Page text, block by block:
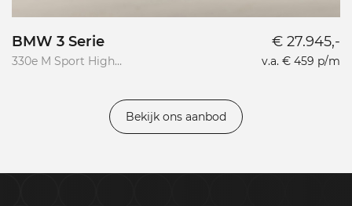
BMW 3 Serie
330e M Sport High
€ 27.945,-
v.a. € 459 p/m
Bekijk ons aanbod